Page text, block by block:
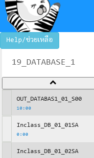
Help/ช่วยเหลือ
19_DATABASE_1
OUT_DATABAS1_01_S00
10:00
Inclass_DB_01_01SA
0:00
Inclass_DB_01_02SA